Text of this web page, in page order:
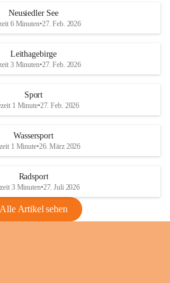
18
r
S
Neusiedler See
6 Minuten•27. Feb. 2026
Leithagebirge
3 Minuten•27. Feb. 2026
Sport
1 Minute•27. Feb. 2026
Wassersport
1 Minute•26. März 2026
Radsport
3 Minuten•27. Juli 2026
Alle Artikel sehen